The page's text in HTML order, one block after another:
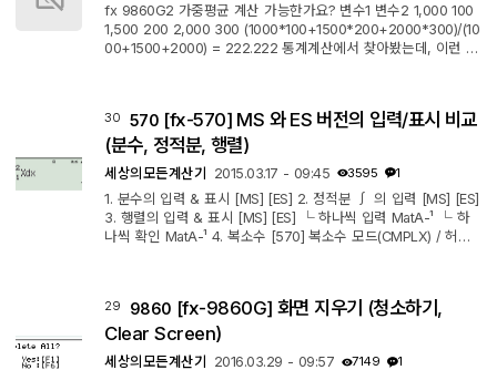
fx 9860G2 가중평균 계산 가능한가요? 변수1 변수2 1,000 100
1,500 200 2,000 300 (1000*100+1500*200+2000*300)/(10
00+1500+2000) = 222.222 통계계산에서 찾아봤는데, 이런 기
30 570 [fx-570] MS 와 ES 버전의 입력/표시 비교
(분수, 정적분, 행렬)
세상의모든계산기 2015.03.17 - 09:45 3595 1
1. 분수의 입력 & 표시 [MS] [ES] 2. 정적분 ∫ 의 입력 [MS] [ES]
3. 행렬의 입력 & 표시 [MS] [ES] └ 하나씩 입력 MatA-¹ └ 하
나씩 확인 MatA-¹ 4. 복소수 [570] 복소수 모드(CMPLX) / 허수
29 9860 [fx-9860G] 화면 지우기 (청소하기,
Clear Screen)
세상의모든계산기 2016.03.29 - 09:57 7149 1